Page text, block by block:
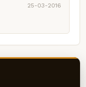
25-03-2016